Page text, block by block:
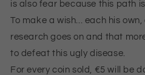
is also fear because this path
To make a wish... each his
research goes on and that
to defeat this ugly disease.
For every coin sold, €5 will be